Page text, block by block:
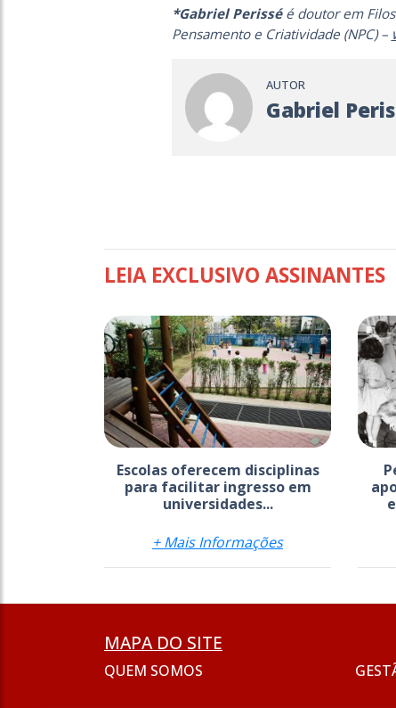
*Gabriel Perisséé doutor em
Pensamento e Criatividade (NPC) –
AUTOR
Gabriel
LEIA EXCLUSIVO ASSINANTES
Escolas oferecem disciplinas
para facilitar ingresso em
universidades...
+ Mais Informações
MAPA DO SITE
QUEM SOMOS